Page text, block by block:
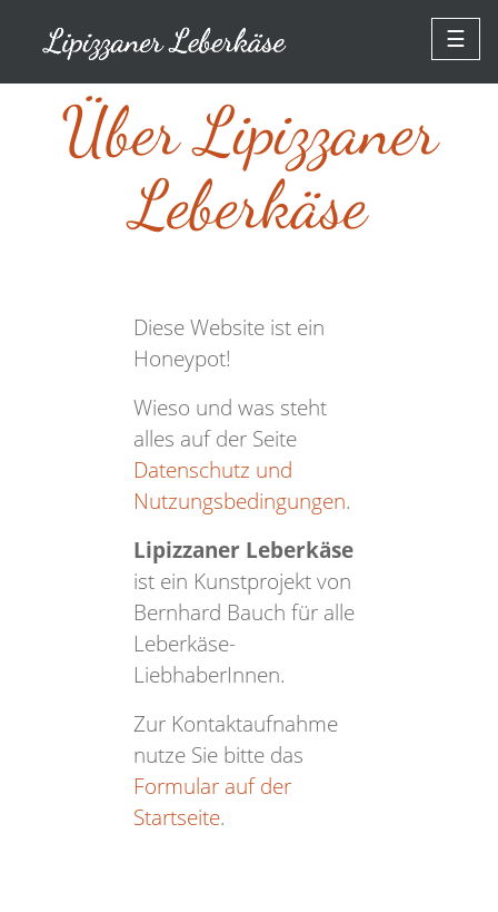
☰
Über Lipizzaner
Leberkäse
Diese Website ist ein
Honeypot!
Wieso und was steht
alles auf der Seite
Datenschutz und
Nutzungsbedingungen.
Lipizzaner Leberkäse
ist ein Kunstprojekt von
Bernhard Bauch für alle
Leberkäse-
LiebhaberInnen.
Zur Kontaktaufnahme
nutze Sie bitte das
Formular auf der
Startseite.